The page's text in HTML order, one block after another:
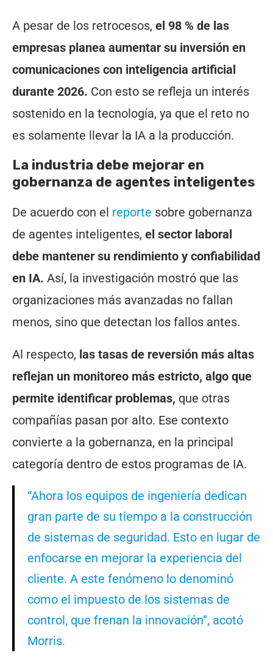
A pesar de los retrocesos, el 98 % de las
empresas planea aumentar su inversión en
comunicaciones con inteligencia artificial
durante 2026. Con esto se refleja un interés
sostenido en la tecnología, ya que el reto no
es solamente llevar la IA a la producción.
La industria debe mejorar en
gobernanza de agentes inteligentes
De acuerdo con el reporte sobre gobernanza
de agentes inteligentes, el sector laboral
debe mantener su rendimiento y confiabilidad
en IA. Así, la investigación mostró que las
organizaciones más avanzadas no fallan
menos, sino que detectan los fallos antes.
Al respecto, las tasas de reversión más altas
reflejan un monitoreo más estricto, algo que
permite identificar problemas, que otras
compañías pasan por alto. Ese contexto
convierte a la gobernanza, en la principal
categoría dentro de estos programas de IA.
“Ahora los equipos de ingeniería dedican
gran parte de su tiempo a la construcción
de sistemas de seguridad. Esto en lugar de
enfocarse en mejorar la experiencia del
cliente. A este fenómeno lo denominó
como el impuesto de los sistemas de
control, que frenan la innovación”, acotó
Morris.